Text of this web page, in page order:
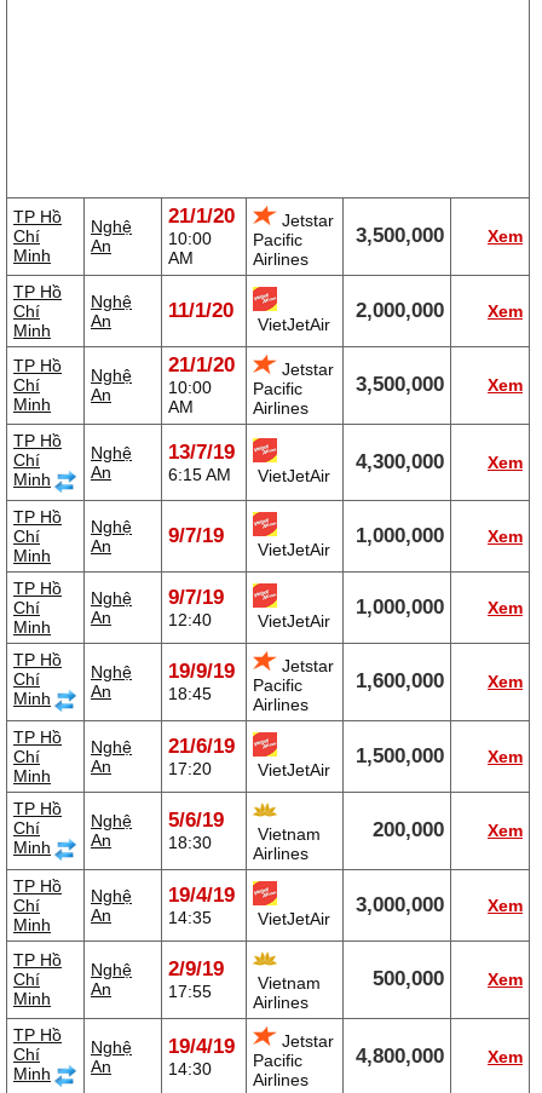
TP Hồ
Chí
Minh
Nghệ
An
21/1/20
10:00
AM
Jetstar
Pacific
Airlines
3,500,000 Xem
TP Hồ
Chí
Minh
Nghệ
An
11/1/20
VietJetAir
2,000,000 Xem
TP Hồ
Chí
Minh
Nghệ
An
21/1/20
10:00
AM
Jetstar
Pacific
Airlines
3,500,000 Xem
TP Hồ
Chí
Minh
Nghệ
An
13/7/19
6:15 AM VietJetAir
4,300,000 Xem
TP Hồ
Chí
Minh
Nghệ
An
9/7/19
VietJetAir
1,000,000 Xem
TP Hồ
Chí
Minh
Nghệ
An
9/7/19
12:40 VietJetAir
1,000,000 Xem
TP Hồ
Chí
Minh
Nghệ
An
19/9/19
18:45
Jetstar
Pacific
Airlines
1,600,000 Xem
TP Hồ
Chí
Minh
Nghệ
An
21/6/19
17:20 VietJetAir
1,500,000 Xem
TP Hồ
Chí
Minh
Nghệ
An
5/6/19
18:30
Vietnam
Airlines
200,000 Xem
TP Hồ
Chí
Minh
Nghệ
An
19/4/19
14:35 VietJetAir
3,000,000 Xem
TP Hồ
Chí
Minh
Nghệ
An
2/9/19
17:55
Vietnam
Airlines
500,000 Xem
TP Hồ
Chí
Minh
Nghệ
An
19/4/19
14:30
Jetstar
Pacific
Airlines
4,800,000 Xem